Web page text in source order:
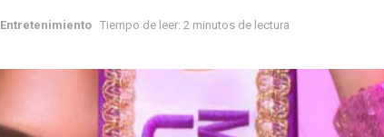
Entretenimiento Tiempo de leer: 2 minutos de lectura